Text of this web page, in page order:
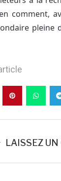
comment,
LAISSEZ